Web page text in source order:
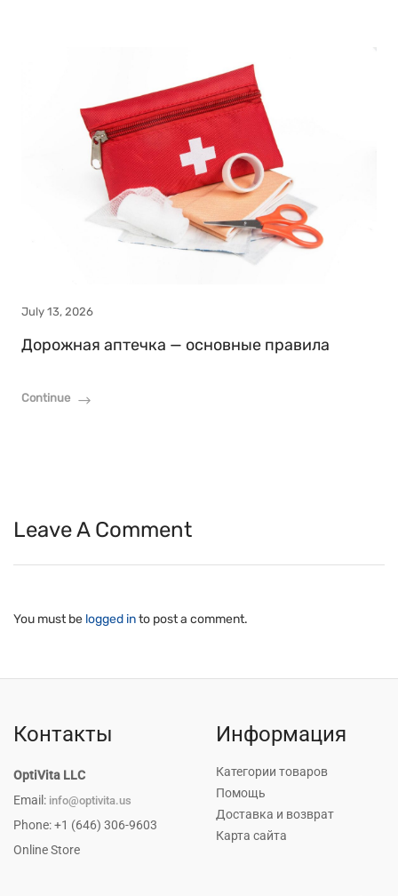
July 13, 2026
Дорожная аптечка — основные правила
Continue
Leave A Comment
You must be logged into post a comment.
Контакты
OptiVita LLC
Email: info@optivita.us
Phone: +1 (646) 306-9603
Online Store
Информация
Категории товаров
Помощь
Доставка и возврат
Карта сайта